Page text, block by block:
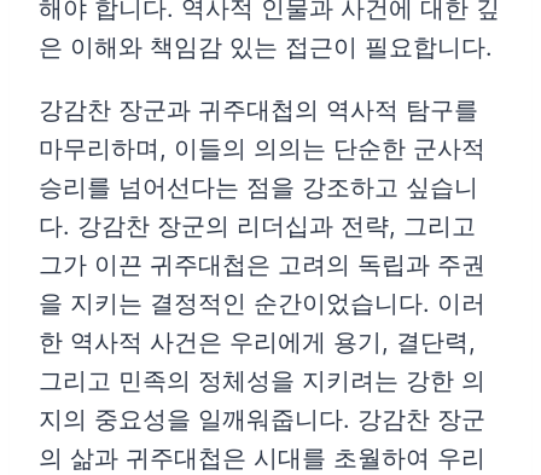
해야 합니다. 역사적 인물과 사건에 대한 깊
은 이해와 책임감 있는 접근이 필요합니다.
강감찬 장군과 귀주대첩의 역사적 탐구를
마무리하며, 이들의 의의는 단순한 군사적
승리를 넘어선다는 점을 강조하고 싶습니
다. 강감찬 장군의 리더십과 전략, 그리고
그가 이끈 귀주대첩은 고려의 독립과 주권
을 지키는 결정적인 순간이었습니다. 이러
한 역사적 사건은 우리에게 용기, 결단력,
그리고 민족의 정체성을 지키려는 강한 의
지의 중요성을 일깨워줍니다. 강감찬 장군
의 삶과 귀주대첩은 시대를 초월하여 우리